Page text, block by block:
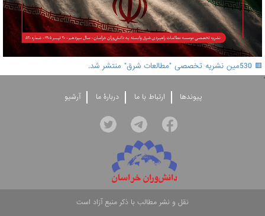
🟥 530مین نشریه تخصصی "مطالعات شرق" منتشر شد.
'
پيوندها ارتباط با ما دربارۀ ما آرشيو
نقل و نشر مطالب با ذکر منبع آزاد است